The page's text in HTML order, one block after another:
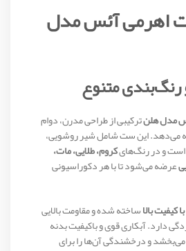
اهرمی آئس مدل
متنوع
مدل هلنترکیبی از طراحی مدرن، دوام
می‌دهد. این ست شامل شیر روشویی،
است و در رنگ‌هایکروم، طلایی، مات،
عرضه می‌شود تا با هر دکوراسیونی
کیفیت بالاساخته شده و مقاومت بالایی
دارد. آبکاری قوی و باکیفیت بدنه
و درخشندگی آن‌ها را برای